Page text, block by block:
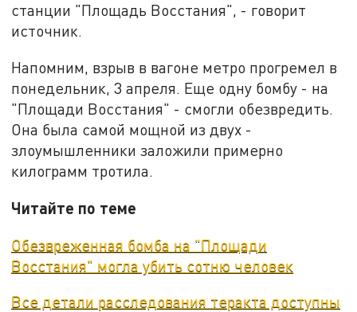
станции "Площадь Восстания", - говорит
источник.
Напомним, взрыв в вагоне метро прогремел в
понедельник, 3 апреля. Еще одну бомбу - на
"Площади Восстания" - смогли обезвредить.
Она была самой мощной из двух -
злоумышленники заложили примерно
килограмм тротила.
Читайте по теме
Обезвреженная бомба на "Площади
Восстания" могла убить сотню человек
Все детали расследования теракта доступны